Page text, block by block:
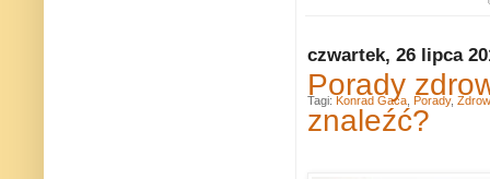
czwartek, 26 lipca
Porady
znaleźć?
Tagi: Konrad Gaca Porady,